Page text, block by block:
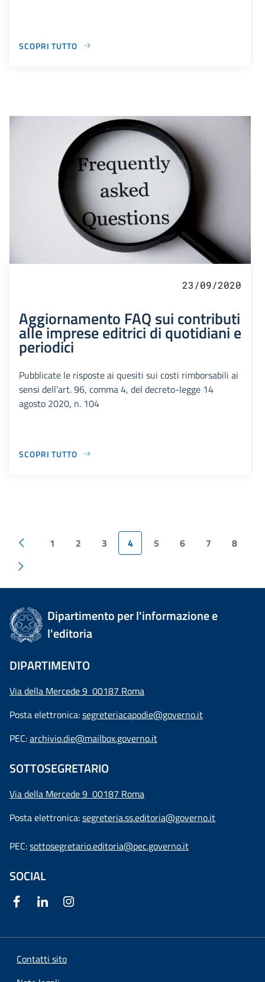
SCOPRI TUTTO
23/09/2020
Aggiornamento FAQ sui contributi
alle imprese editrici di quotidiani e
periodici
Pubblicate le risposte ai quesiti sui costi rimborsabili ai
sensi dell’art. 96, comma 4, del decreto-legge 14
agosto 2020, n. 104
SCOPRI TUTTO
1 2 3 4 5 6 7 8
Dipartimento per l'informazione e
l'editoria
DIPARTIMENTO
Via della Mercede 9 00187 Roma
Posta elettronica:segreteriacapodie@governo.it
PEC:archivio.die@mailbox.governo.it
SOTTOSEGRETARIO
Via della Mercede 9 00187 Roma
Posta elettronica:segreteria.ss.editoria@governo.it
PEC:sottosegretario.editoria@pec.governo.it
SOCIAL
Contatti sito